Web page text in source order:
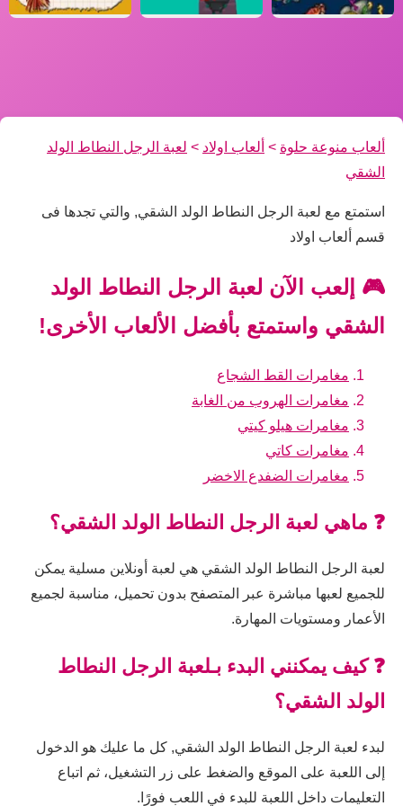
ألعاب منوعة حلوة > ألعاب اولاد > لعبة الرجل النطاط الولد
الشقي
استمتع مع لعبة الرجل النطاط الولد الشقي, والتي تجدها فى
قسم ألعاب اولاد
🎮 إلعب الآن لعبة الرجل النطاط الولد
الشقي واستمتع بأفضل الألعاب الأخرى!
مغامرات القط الشجاع
مغامرات الهروب من الغابة
مغامرات هيلو كيتي
مغامرات كاتي
مغامرات الضفدع الاخضر
❓ ماهي لعبة الرجل النطاط الولد الشقي؟
لعبة الرجل النطاط الولد الشقي هي لعبة أونلاين مسلية يمكن
للجميع لعبها مباشرة عبر المتصفح بدون تحميل، مناسبة لجميع
الأعمار ومستويات المهارة.
❓ كيف يمكنني البدء بـلعبة الرجل النطاط
الولد الشقي؟
لبدء لعبة الرجل النطاط الولد الشقي, كل ما عليك هو الدخول
إلى اللعبة على الموقع والضغط على زر التشغيل، ثم اتباع
التعليمات داخل اللعبة للبدء في اللعب فورًا.